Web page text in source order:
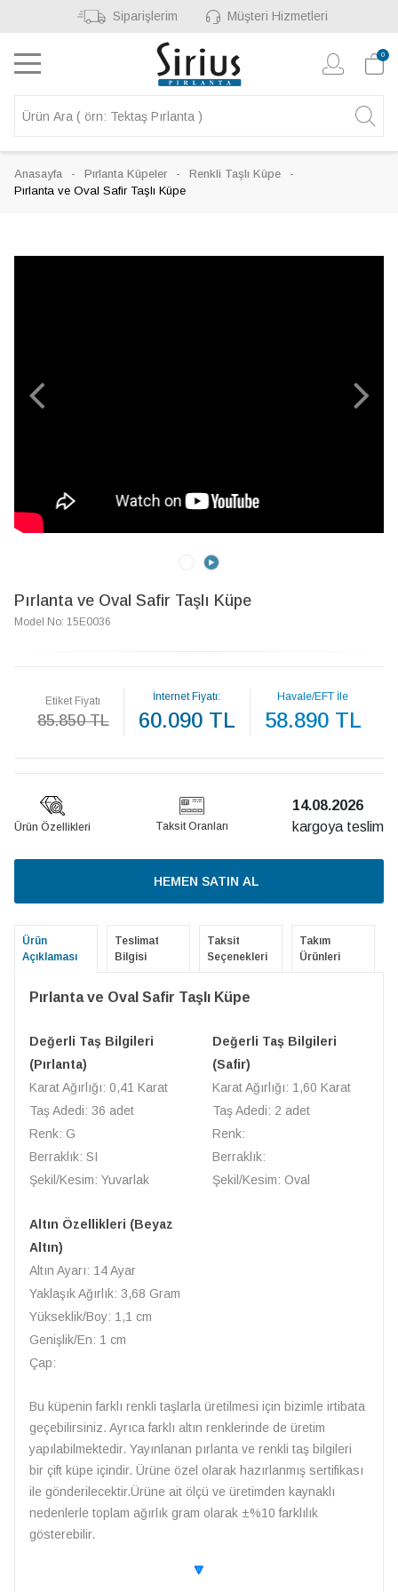
Siparişlerim Müşteri Hizmetleri
0
Anasayfa Pırlanta Küpeler
Renkli Taşlı Küpe
Pırlanta ve Oval Safir Taşlı Küpe
Pırlanta ve Oval Safir Taşlı Küpe
Model No: 15E0036
Etiket Fiyatı
85.850 TL
İnternet Fiyatı:
60.090 TL
Havale/EFT İle
58.890 TL
Ürün Özellikleri Taksit Oranları
14.08.2026
kargoya teslim
HEMEN SATIN AL
Ürün
Açıklaması
Teslimat
Bilgisi
Taksit
Seçenekleri
Takım
Ürünleri
Pırlanta ve Oval Safir Taşlı Küpe
Değerli Taş Bilgileri
(Pırlanta)
Karat Ağırlığı: 0,41 Karat
Taş Adedi: 36 adet
Renk: G
Berraklık: SI
Şekil/Kesim: Yuvarlak
Değerli Taş Bilgileri
(Safir)
Karat Ağırlığı: 1,60 Karat
Taş Adedi: 2 adet
Renk:
Berraklık:
Şekil/Kesim: Oval
Altın Özellikleri (Beyaz
Altın)
Altın Ayarı: 14 Ayar
Yaklaşık Ağırlık: 3,68 Gram
Yükseklik/Boy: 1,1 cm
Genişlik/En: 1 cm
Çap:
Bu küpenin farklı renkli taşlarla üretilmesi için bizimle irtibata
geçebilirsiniz. Ayrıca farklı altın renklerinde de üretim
yapılabilmektedir. Yayınlanan pırlanta ve renkli taş bilgileri
bir çift küpe içindir. Ürüne özel olarak hazırlanmış sertifikası
ile gönderilecektir.Ürüne ait ölçü ve üretimden kaynaklı
nedenlerle toplam ağırlık gram olarak ±%10 farklılık
gösterebilir.
🔽